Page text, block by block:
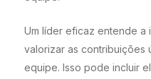
Um líder eficaz entende
valorizar as contribuições
equipe. Isso pode incluir